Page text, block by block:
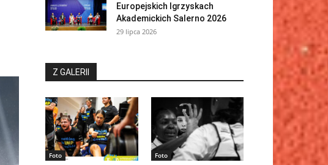
Europejskich Igrzyskach
Akademickich Salerno 2026
29 lipca 2026
Z GALERII
Foto Foto